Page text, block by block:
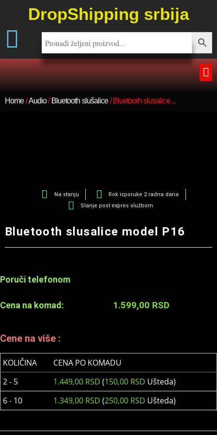
DropShipping srbija
Home/Audio/ Bluetooth slušalice/ Bluetooth slusalice ...
Na stanju
Rok isporuke 2 radna dana
Slanje post expres službom
Bluetooth slusalice model P16
Poruči telefonom
Cena na komad: 1.599,00 RSD
Cene na više :
KOLIČINA
CENA PO KOMADU
2 - 5
1.449,00 RSD (150,00 RSD Ušteda)
6 - 10
1.349,00 RSD (250,00 RSD Ušteda)